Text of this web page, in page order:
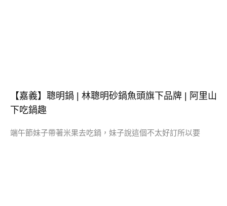
【嘉義】聰明鍋 | 林聰明砂鍋魚頭旗下品牌 | 阿里山
下吃鍋趣
端午節妹子帶著米果去吃鍋，妹子說這個不太好訂所以要